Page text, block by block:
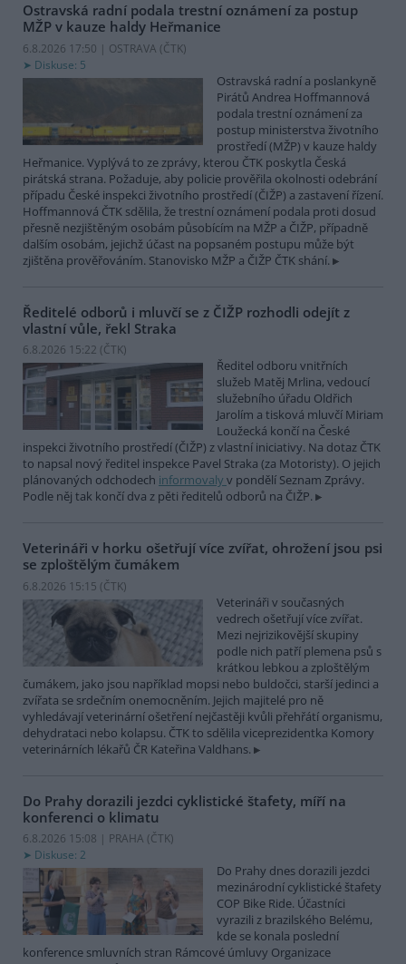
Ostravská radní podala trestní oznámení za postup
MŽP v kauze haldy Heřmanice
6.8.2026 17:50 | OSTRAVA (ČTK)
Diskuse: 5
Ostravská radní a poslankyně
Pirátů Andrea Hoffmannová
podala trestní oznámení za
postup ministerstva životního
prostředí (MŽP) v kauze haldy
Heřmanice. Vyplývá to ze zprávy, kterou ČTK poskytla Česká
pirátská strana. Požaduje, aby policie prověřila okolnosti odebrání
případu České inspekci životního prostředí (ČIŽP) a zastavení řízení.
Hoffmannová ČTK sdělila, že trestní oznámení podala proti dosud
přesně nezjištěným osobám působícím na MŽP a ČIŽP, případně
dalším osobám, jejichž účast na popsaném postupu může být
zjištěna prověřováním. Stanovisko MŽP a ČIŽP ČTK shání.
Ředitelé odborů i mluvčí se z ČIŽP rozhodli odejít z
vlastní vůle, řekl Straka
6.8.2026 15:22 (ČTK)
Ředitel odboru vnitřních
služeb Matěj Mrlina, vedoucí
služebního úřadu Oldřich
Jarolím a tisková mluvčí Miriam
Loužecká končí na České
inspekci životního prostředí (ČIŽP) z vlastní iniciativy. Na dotaz ČTK
to napsal nový ředitel inspekce Pavel Straka (za Motoristy). O jejich
plánovaných odchodech informovaly v pondělí Seznam Zprávy.
Podle něj tak končí dva z pěti ředitelů odborů na ČIŽP.
Veterináři v horku ošetřují více zvířat, ohrožení jsou psi
se zploštělým čumákem
6.8.2026 15:15 (ČTK)
Veterináři v současných
vedrech ošetřují více zvířat.
Mezi nejrizikovější skupiny
podle nich patří plemena psů s
krátkou lebkou a zploštělým
čumákem, jako jsou například mopsi nebo buldočci, starší jedinci a
zvířata se srdečním onemocněním. Jejich majitelé pro ně
vyhledávají veterinární ošetření nejčastěji kvůli přehřátí organismu,
dehydrataci nebo kolapsu. ČTK to sdělila viceprezidentka Komory
veterinárních lékařů ČR Kateřina Valdhans.
Do Prahy dorazili jezdci cyklistické štafety, míří na
konferenci o klimatu
6.8.2026 15:08 | PRAHA (ČTK)
Diskuse: 2
Do Prahy dnes dorazili jezdci
mezinárodní cyklistické štafety
COP Bike Ride. Účastníci
vyrazili z brazilského Belému,
kde se konala poslední
konference smluvních stran Rámcové úmluvy Organizace